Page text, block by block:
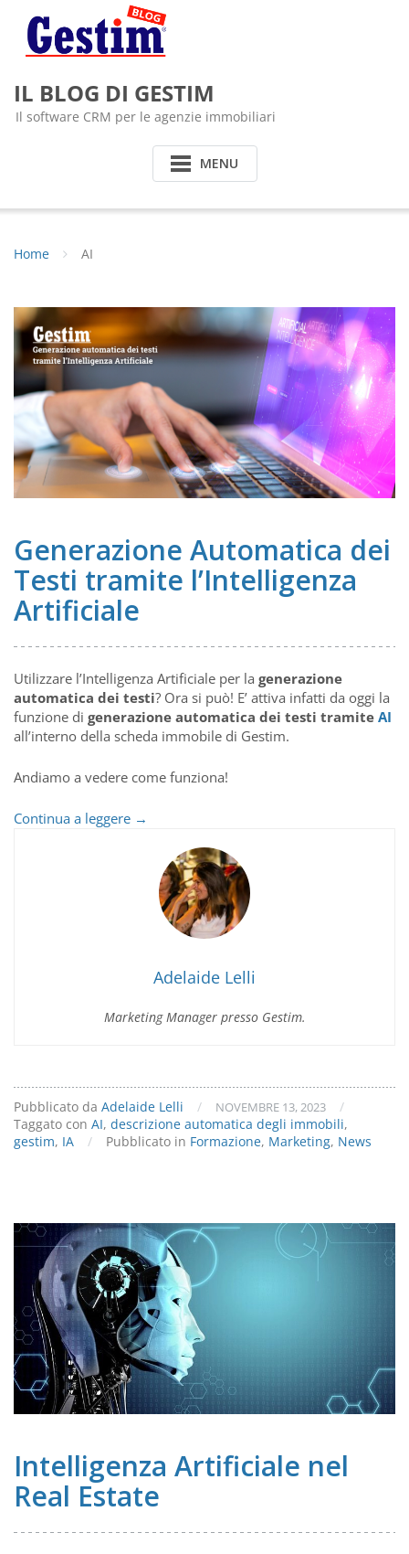
content
IL BLOG DI GESTIM
Il software CRM per le agenzie immobiliari
MENU
Home AI
Generazione Automatica dei
Testi tramite l’Intelligenza
Artificiale
Utilizzare l’Intelligenza Artificiale per la generazione
automatica dei testi? Ora si può! E’ attiva infatti da oggi la
funzione di generazione automatica dei testi tramite AI
all’interno della scheda immobile di Gestim.
Andiamo a vedere come funziona!
Continua a leggere Generazione
Testi
tramite
l’Intelligenza
Artificiale
→
Adelaide Lelli
Marketing Manager presso Gestim.
Pubblicato da Adelaide Lelli / NOVEMBRE 13, 2023
/
Taggato con AI, descrizione automatica degli immobili,
gestim, IA / Pubblicato in Formazione, Marketing, News
Intelligenza Artificiale nel
Real Estate